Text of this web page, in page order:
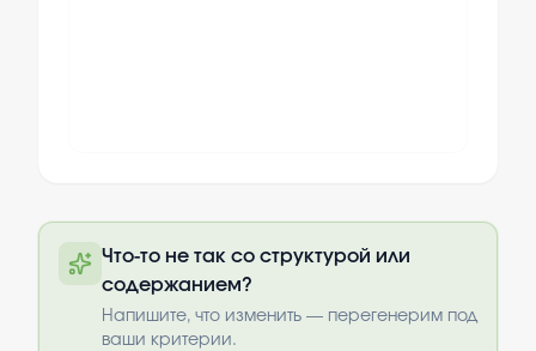
оплаты
Что-то не так со структурой или
содержанием?
Напишите, что изменить — перегенерим под
ваши критерии.